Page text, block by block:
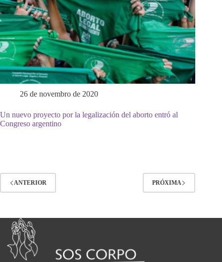
26 de novembro de 2020
Un nuevo proyecto por la legalización del aborto entró al
Congreso argentino
ANTERIOR PRÓXIMA